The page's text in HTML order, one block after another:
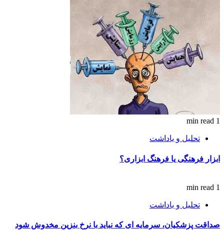
1 min read
تحلیل و یاداشت
ابزار فرهنگی یا فرهنگ ابزاری؟
1 min read
تحلیل و یاداشت
صداقت پزشکیان، سرمایه ای که نباید با نرخ بنزین مخدوش شود